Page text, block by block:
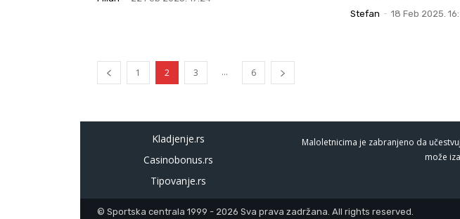
Stefan - 18 Feb 2025.
1 2 3 ... 6
Kladjenje.rs
Casinobonus.rs
Tipovanje.rs
Maloletnicima je zabranjeno da
može
© Sportska centrala 1999 - 2026 Sva prava zadržana. All rights reserved.